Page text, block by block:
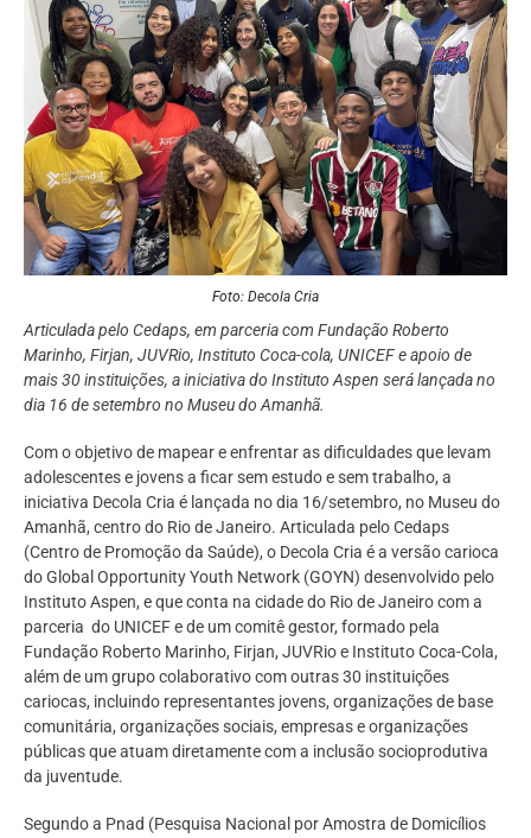
Foto: Decola Cria
Articulada pelo Cedaps, em parceria com Fundação Roberto
Marinho, Firjan, JUVRio, Instituto Coca-cola, UNICEF e apoio de
mais 30 instituições, a iniciativa do Instituto Aspen será lançada no
dia 16 de setembro no Museu do Amanhã.
Com o objetivo de mapear e enfrentar as dificuldades que levam
adolescentes e jovens a ficar sem estudo e sem trabalho, a
iniciativa Decola Cria é lançada no dia 16/setembro, no Museu do
Amanhã, centro do Rio de Janeiro. Articulada pelo Cedaps
(Centro de Promoção da Saúde), o Decola Cria é a versão carioca
do Global Opportunity Youth Network (GOYN) desenvolvido pelo
Instituto Aspen, e que conta na cidade do Rio de Janeiro com a
parceria do UNICEF e de um comitê gestor, formado pela
Fundação Roberto Marinho, Firjan, JUVRio e Instituto Coca-Cola,
além de um grupo colaborativo com outras 30 instituições
cariocas, incluindo representantes jovens, organizações de base
comunitária, organizações sociais, empresas e organizações
públicas que atuam diretamente com a inclusão socioprodutiva
da juventude.
Segundo a Pnad (Pesquisa Nacional por Amostra de Domicílios